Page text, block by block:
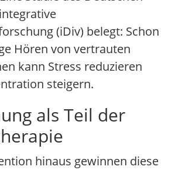
(iDiv) belegt: Schon
Hören von vertrauten
kann Stress reduzieren
steigern.
als Teil der
hinaus gewinnen diese